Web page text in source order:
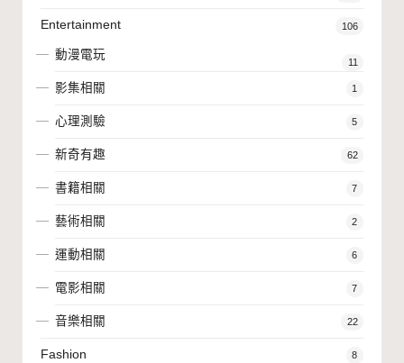
Entertainment 106
動漫電玩
11
影集相關 1
心理測驗 5
新奇有趣 62
書籍相關 7
藝術相關 2
運動相關 6
電影相關 7
音樂相關 22
Fashion 8